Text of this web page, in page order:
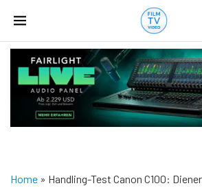
Home » Handling-Test Canon C100: